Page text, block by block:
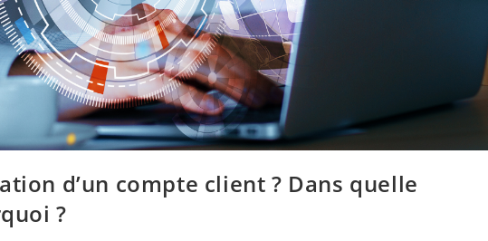
d’un compte client ? Dans quelle
?